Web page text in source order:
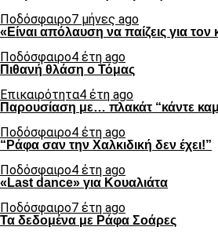
Ποδόσφαιρο7 μήνες ago
«Είναι απόλαυση να παίζεις για
Ποδόσφαιρο4 έτη ago
Πιθανή θλάση ο Τόμας
Επικαιρότητα4 έτη ago
Παρουσίαση με… πλακάτ “κάντε
Ποδόσφαιρο4 έτη ago
“Ράφα σαν την Χαλκιδική δεν έχει!”
Ποδόσφαιρο4 έτη ago
«Last dance» για Κουαλιάτα
Ποδόσφαιρο7 έτη ago
Τα δεδομένα με Ράφα Σοάρες